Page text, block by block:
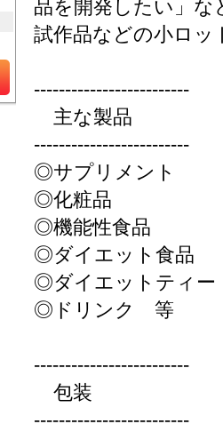
品を開発したい」な
試作品などの小ロッ
-------------------------
主な製品
-------------------------
◎サプリメント
◎化粧品
◎機能性食品
◎ダイエット食品
◎ダイエットティー
◎ドリンク 等
-------------------------
包装
-------------------------